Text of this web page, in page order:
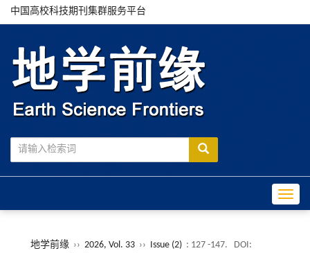
中国高校科技期刊集群服务平台
地学前缘 ›› 2026, Vol. 33 ›› Issue (2) : 127 -147.
DOI: